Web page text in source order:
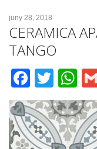
juny 28, 2018
CERAMICA
TANGO